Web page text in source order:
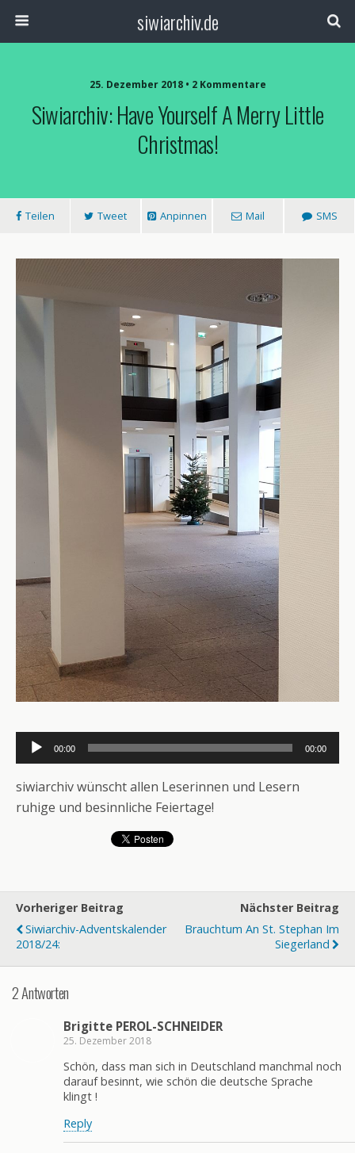
siwiarchiv.de
25. Dezember 2018 • 2 Kommentare
Siwiarchiv: Have Yourself A Merry Little
Christmas!
Teilen Tweet Anpinnen Mail SMS
Audio-
Player
00:00 00:00
siwiarchiv wünscht allen Leserinnen und Lesern
ruhige und besinnliche Feiertage!
Vorheriger Beitrag
Siwiarchiv-Adventskalender
2018/24:
Nächster Beitrag
Brauchtum An St. Stephan Im
Siegerland
2 Antworten
Brigitte PEROL-SCHNEIDER
25. Dezember 2018
Schön, dass man sich in Deutschland manchmal noch
darauf besinnt, wie schön die deutsche Sprache
klingt !
Reply